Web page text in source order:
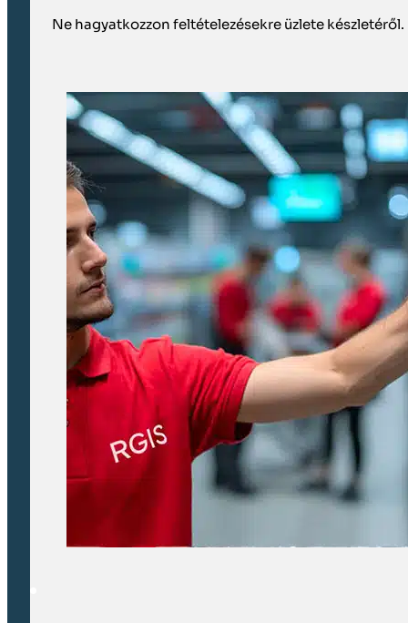
Ne hagyatkozzon feltételezésekre üzlete